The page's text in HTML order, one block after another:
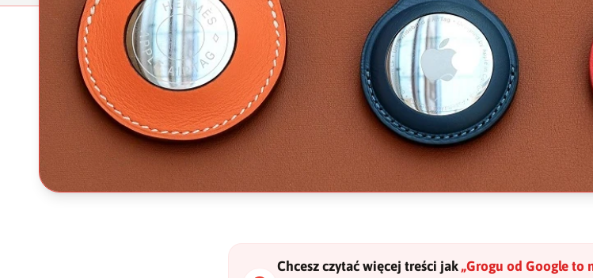
Chcesz czytać więcej treści jak „Grogu od Google to